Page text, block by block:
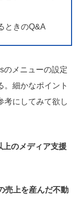
ときのQ&A
のメニューの設定
。細かなポイント
考にしてみて欲し
上のメディア支援
売上を産んだ不動